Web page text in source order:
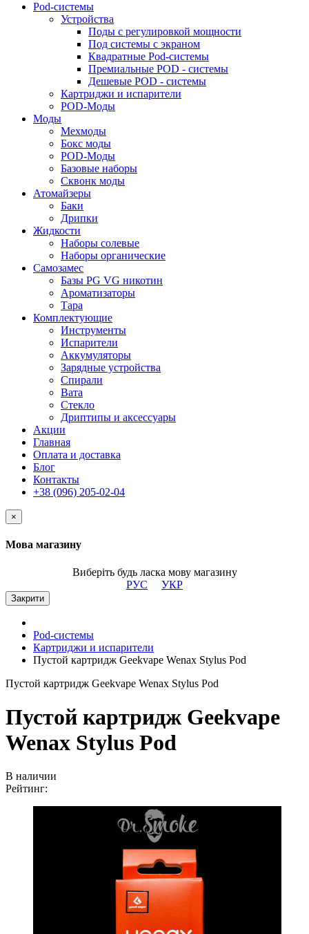
Pod-системы
Устройства
Поды с регулировкой мощности
Под системы с экраном
Квадратные Pod-системы
Премиальные POD - системы
Дешевые POD - системы
Картриджи и испарители
POD-Моды
Моды
Мехмоды
Бокс моды
POD-Моды
Базовые наборы
Сквонк моды
Атомайзеры
Баки
Дрипки
Жидкости
Наборы солевые
Наборы органические
Самозамес
Базы PG VG никотин
Ароматизаторы
Тара
Комплектующие
Инструменты
Испарители
Аккумуляторы
Зарядные устройства
Спирали
Вата
Стекло
Дриптипы и аксессуары
Акции
Главная
Оплата и доставка
Блог
Контакты
+38 (096) 205-02-04
×
Мова магазину
Виберіть будь ласка мову магазину
РУС
УКР
Закрити
Pod-системы
Картриджи и испарители
Пустой картридж Geekvape Wenax Stylus Pod
Пустой картридж Geekvape Wenax Stylus Pod
Пустой картридж Geekvape
Wenax Stylus Pod
В наличии
Рейтинг: